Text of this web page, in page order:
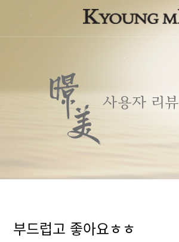
사용자 리뷰
현재 위치
부드럽고 좋아요ㅎㅎ